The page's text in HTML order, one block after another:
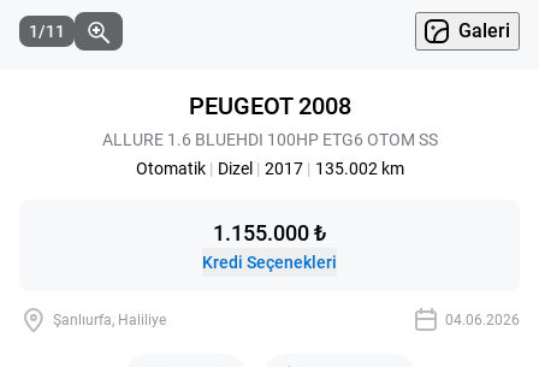
1/11 Galeri
PEUGEOT 2008
ALLURE 1.6 BLUEHDI 100HP ETG6 OTOM SS
Otomatik | Dizel | 2017 | 135.002 km
1.155.000 ₺
Kredi Seçenekleri
Şanlıurfa, Haliliye 04.06.2026